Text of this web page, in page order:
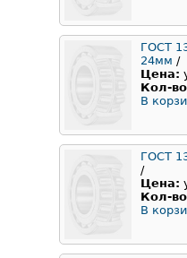
ГОСТ
24мм /
Цена:
Кол-
В
ГОСТ
/
Цена:
Кол-
В